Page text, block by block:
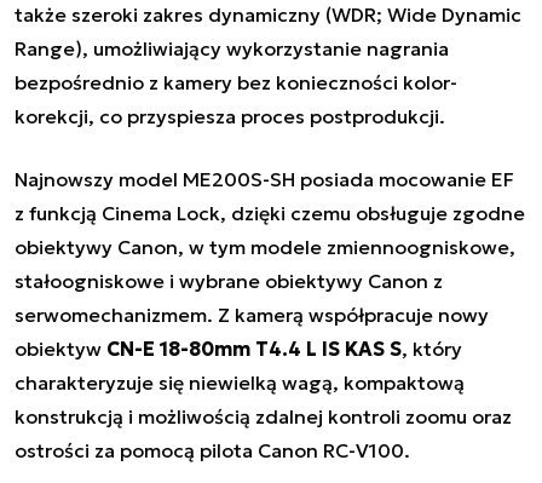
także szeroki zakres dynamiczny (WDR; Wide Dynamic
Range), umożliwiający wykorzystanie nagrania
bezpośrednio z kamery bez konieczności kolor-
korekcji, co przyspiesza proces postprodukcji.
Najnowszy model ME200S-SH posiada mocowanie EF
z funkcją Cinema Lock, dzięki czemu obsługuje zgodne
obiektywy Canon, w tym modele zmiennoogniskowe,
stałoogniskowe i wybrane obiektywy Canon z
serwomechanizmem. Z kamerą współpracuje nowy
obiektyw CN-E 18-80mm T4.4 L IS KAS S, który
charakteryzuje się niewielką wagą, kompaktową
konstrukcją i możliwością zdalnej kontroli zoomu oraz
ostrości za pomocą pilota Canon RC-V100.